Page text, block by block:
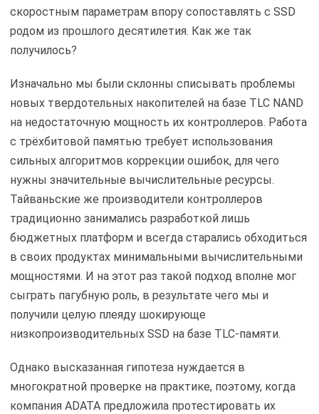
скоростным параметрам впору сопоставлять с SSD
родом из прошлого десятилетия. Как же так
получилось?
Изначально мы были склонны списывать проблемы
новых твердотельных накопителей на базе TLC NAND
на недостаточную мощность их контроллеров. Работа
с трёхбитовой памятью требует использования
сильных алгоритмов коррекции ошибок, для чего
нужны значительные вычислительные ресурсы.
Тайваньские же производители контроллеров
традиционно занимались разработкой лишь
бюджетных платформ и всегда старались обходиться
в своих продуктах минимальными вычислительными
мощностями. И на этот раз такой подход вполне мог
сыграть пагубную роль, в результате чего мы и
получили целую плеяду шокирующе
низкопроизводительных SSD на базе TLC-памяти.
Однако высказанная гипотеза нуждается в
многократной проверке на практике, поэтому, когда
компания ADATA предложила протестировать их